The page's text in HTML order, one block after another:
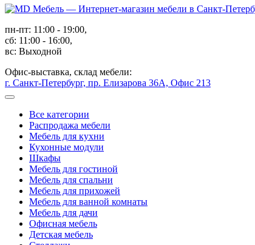
пн-пт: 11:00 - 19:00,
сб: 11:00 - 16:00,
вс: Выходной
Офис-выставка, склад мебели:
г. Санкт-Петербург, пр. Елизарова 36А, Офис 213
Все категории
Распродажа мебели
Мебель для кухни
Кухонные модули
Шкафы
Мебель для гостиной
Мебель для спальни
Мебель для прихожей
Мебель для ванной комнаты
Мебель для дачи
Офисная мебель
Детская мебель